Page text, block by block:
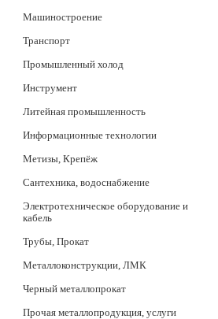
Машиностроение
Транспорт
Промышленный холод
Инструмент
Литейная промышленность
Информационные технологии
Метизы, Крепёж
Сантехника, водоснабжение
Электротехническое оборудование и
кабель
Трубы, Прокат
Металлоконструкции, ЛМК
Черный металлопрокат
Прочая металлопродукция, услуги